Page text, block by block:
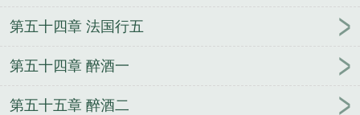
第五十四章 法国行五
第五十四章 醉酒一
第五十五章 醉酒二